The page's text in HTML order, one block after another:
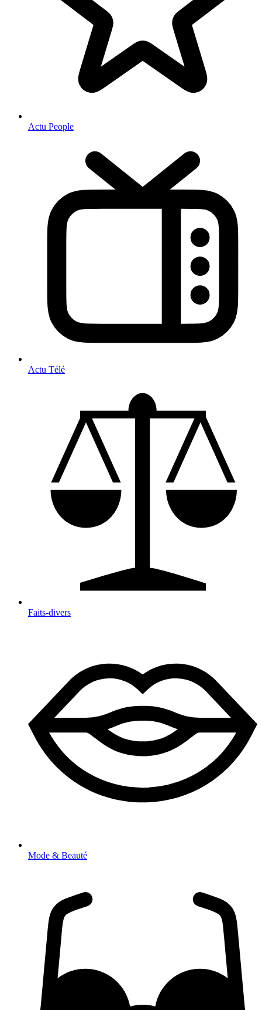
Actu People
Actu Télé
Faits-divers
Mode & Beauté